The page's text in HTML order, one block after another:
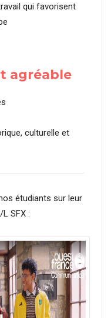
qui favorisent
agréable
culturelle et
étudiants sur leur
SFX :